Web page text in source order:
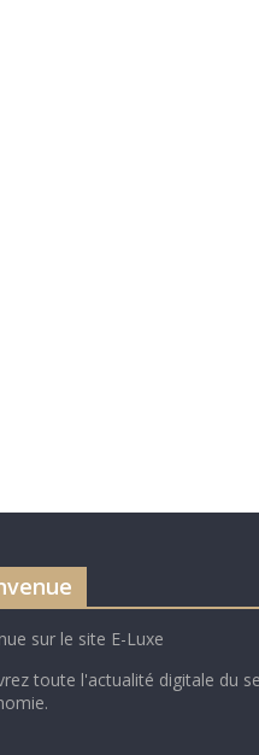
sur le site E-Luxe
toute l'actualité digitale du